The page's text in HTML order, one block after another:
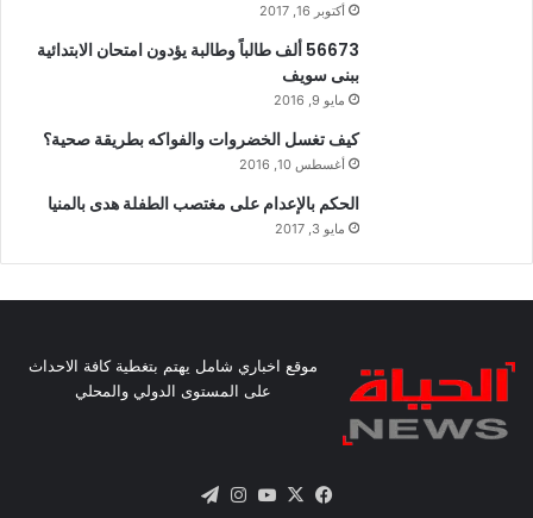
أكتوبر 16, 2017
56673 ألف طالباً وطالبة يؤدون امتحان الابتدائية
ببنى سويف
مايو 9, 2016
كيف تغسل الخضروات والفواكه بطريقة صحية؟
أغسطس 10, 2016
الحكم بالإعدام على مغتصب الطفلة هدى بالمنيا
مايو 3, 2017
موقع اخباري شامل يهتم بتغطية كافة الاحداث
على المستوى الدولي والمحلي
فيسبوك
X يوتيوبانستقرام